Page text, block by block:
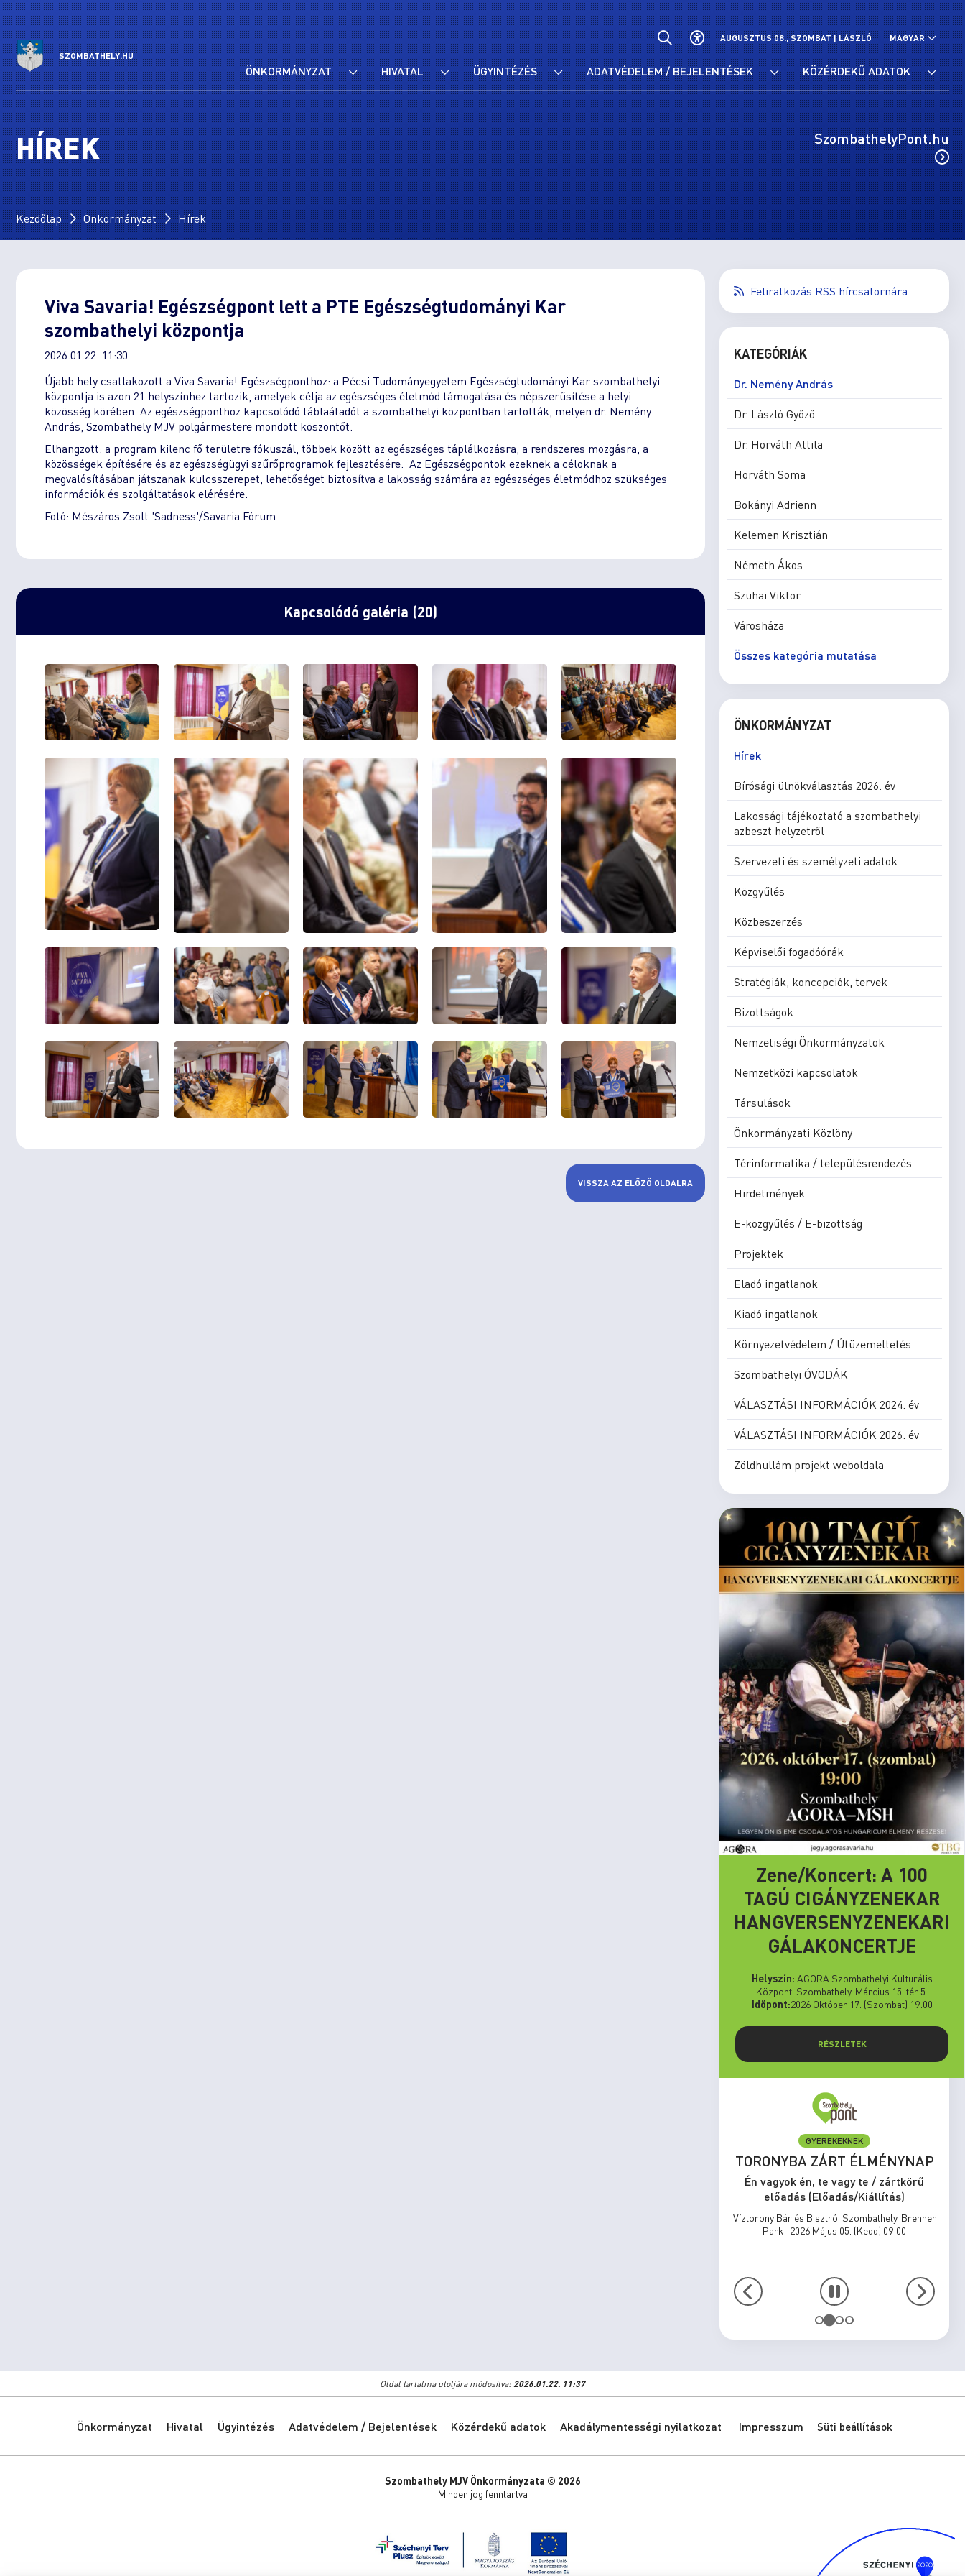
SZOMBATHELY.HU
AUGUSZTUS 08., SZOMBAT |LÁSZLÓ MAGYAR
ÖNKORMÁNYZAT HIVATAL ÜGYINTÉZÉS ADATVÉDELEM / BEJELENTÉSEK KÖZÉRDEKŰ ADATOK
HÍREK SzombathelyPont.hu
Kezdőlap Önkormányzat Hírek
Viva Savaria! Egészségpont lett a PTE Egészségtudományi Kar
szombathelyi központja
2026.01.22. 11:30
Újabb hely csatlakozott a Viva Savaria! Egészségponthoz: a Pécsi Tudományegyetem Egészségtudományi Kar szombathelyi
központja is azon 21 helyszínhez tartozik, amelyek célja az egészséges életmód támogatása és népszerűsítése a helyi
közösség körében. Az egészségponthoz kapcsolódó táblaátadót a szombathelyi központban tartották, melyen dr. Nemény
András, Szombathely MJV polgármestere mondott köszöntőt.
Elhangzott: a program kilenc fő területre fókuszál, többek között az egészséges táplálkozásra, a rendszeres mozgásra, a
közösségek építésére és az egészségügyi szűrőprogramok fejlesztésére. Az Egészségpontok ezeknek a céloknak a
megvalósításában játszanak kulcsszerepet, lehetőséget biztosítva a lakosság számára az egészséges életmódhoz szükséges
információk és szolgáltatások elérésére.
Fotó: Mészáros Zsolt 'Sadness'/Savaria Fórum
Kapcsolódó galéria (20)
VISSZA AZ ELŐZŐ OLDALRA
Feliratkozás RSS hírcsatornára
KATEGÓRIÁK
Dr. Nemény András
Dr. László Győző
Dr. Horváth Attila
Horváth Soma
Bokányi Adrienn
Kelemen Krisztián
Németh Ákos
Szuhai Viktor
Városháza
Összes kategória mutatása
ÖNKORMÁNYZAT
Hírek
Bírósági ülnökválasztás 2026. év
Lakossági tájékoztató a szombathelyi
azbeszt helyzetről
Szervezeti és személyzeti adatok
Közgyűlés
Közbeszerzés
Képviselői fogadóórák
Stratégiák, koncepciók, tervek
Bizottságok
Nemzetiségi Önkormányzatok
Nemzetközi kapcsolatok
Társulások
Önkormányzati Közlöny
Térinformatika / településrendezés
Hirdetmények
E-közgyűlés / E-bizottság
Projektek
Eladó ingatlanok
Kiadó ingatlanok
Környezetvédelem / Útüzemeltetés
Szombathelyi ÓVODÁK
VÁLASZTÁSI INFORMÁCIÓK 2024. év
VÁLASZTÁSI INFORMÁCIÓK 2026. év
Zöldhullám projekt weboldala
Zene/Koncert: A 100
TAGÚ CIGÁNYZENEKAR
HANGVERSENYZENEKARI
GÁLAKONCERTJE
Helyszín: AGORA Szombathelyi Kulturális
Központ, Szombathely, Március 15. tér 5.
Időpont:2026 Október 17. (Szombat) 19:00
RÉSZLETEK
GYEREKEKNEK
TORONYBA ZÁRT ÉLMÉNYNAP
Én vagyok én, te vagy te / zártkörű
előadás (Előadás/Kiállítás)
Víztorony Bár és Bisztró, Szombathely, Brenner
Park -2026 Május 05. (Kedd) 09:00
Oldal tartalma utoljára módosítva: 2026.01.22. 11:37
Önkormányzat Hivatal Ügyintézés Adatvédelem / Bejelentések Közérdekű adatok Akadálymentességi nyilatkozat Impresszum Süti beállítások
Szombathely MJV Önkormányzata © 2026
Minden jog fenntartva